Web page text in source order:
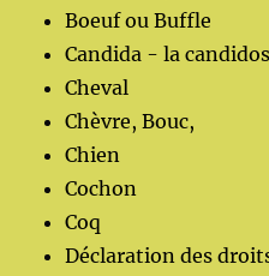
Boeuf ou Buffle
Candida - la
Cheval
Chèvre, Bouc,
Chien
Cochon
Coq
Déclaration des